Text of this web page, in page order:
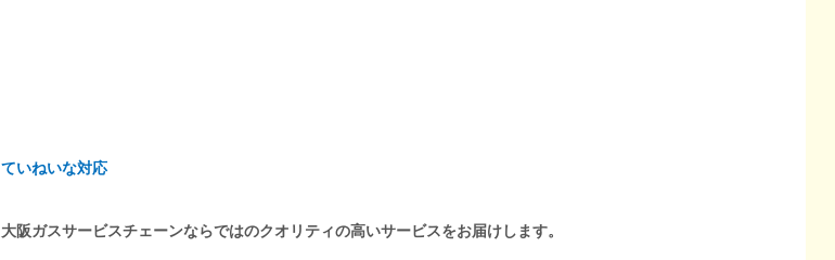
ていねいな対応
大阪ガスサービスチェーンならではのクオリティの高いサービスをお届けします。